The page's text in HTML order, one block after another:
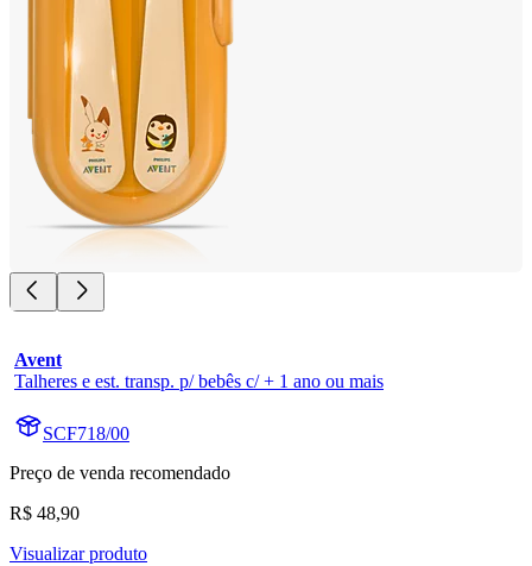
Avent
Talheres e est. transp. p/ bebês c/ + 1 ano ou mais
SCF718/00
Preço de venda recomendado
R$ 48,90
Visualizar produto